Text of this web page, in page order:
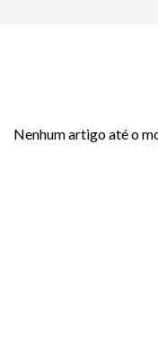
Nenhum artigo até o